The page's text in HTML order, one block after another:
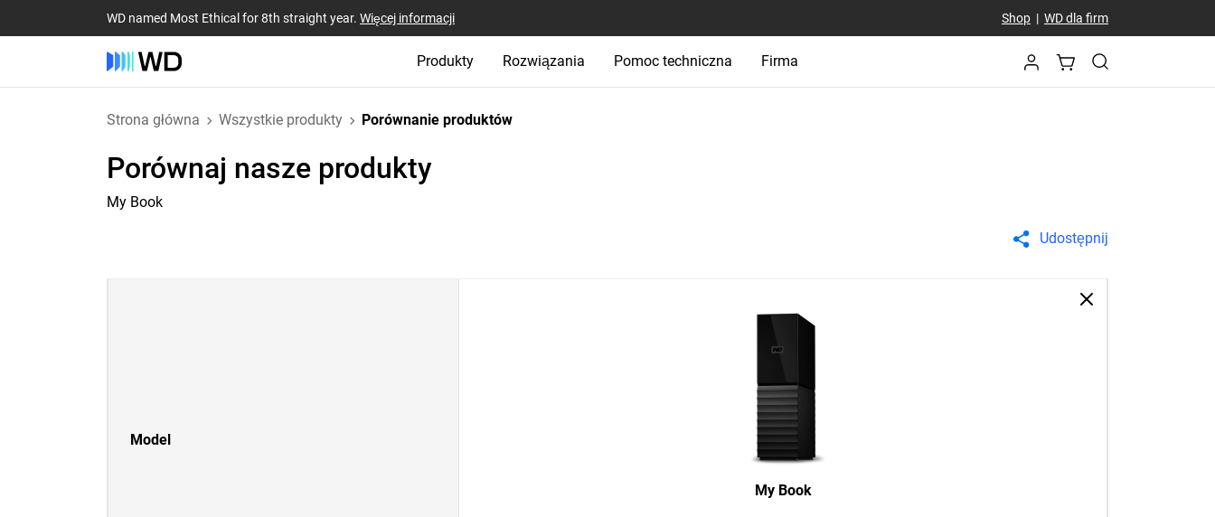
WD named Most Ethical for 8th straight year. Więcej informacji Shop| WD dla firm
Produkty Rozwiązania Pomoc techniczna Firma
Strona główna Wszystkie produkty Porównanie produktów
Porównaj nasze produkty
My Book
Udostępnij
Model
My Book